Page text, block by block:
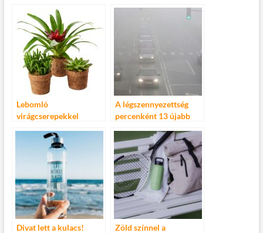
okostelefonra
Lebomló
virágcserepekkel
műanyagfelhasználását
A légszennyezettség
percenként 13 újabb
Divat lett a kulacs!
Zöld színnel a